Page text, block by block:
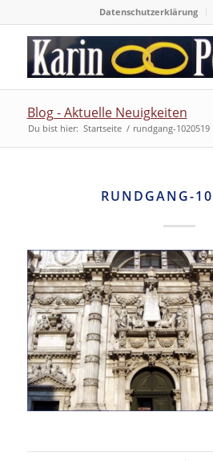
Datenschutzerklärung
Blog - Aktuelle Neuigkeiten
Du bist hier: Startseite / rundgang-1020519
RUNDGANG-